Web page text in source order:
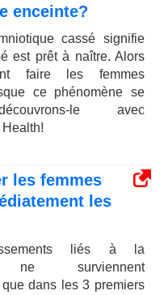
enceinte?
cassé signifie
est prêt à naître. Alors
faire les femmes
ce phénomène se
le avec
les femmes
les
liés à la
ne surviennent
dans les 3 premiers